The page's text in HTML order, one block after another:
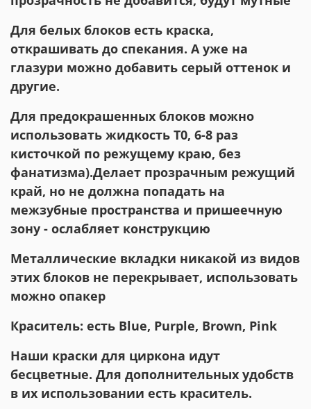
Для белых блоков есть краска,
открашивать до спекания. А уже на
глазури можно добавить серый оттенок и
другие.
Для предокрашенных блоков можно
использовать жидкость Т0, 6-8 раз
кисточкой по режущему краю, без
фанатизма).Делает прозрачным режущий
край, но не должна попадать на
межзубные пространства и пришеечную
зону - ослабляет конструкцию
Металлические вкладки никакой из видов
этих блоков не перекрывает, использовать
можно опакер
Краситель: есть Blue, Purple, Brown, Pink
Наши краски для циркона идут
бесцветные. Для дополнительных удобств
в их использовании есть краситель.